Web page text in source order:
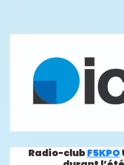
Radio-clubF5KPO